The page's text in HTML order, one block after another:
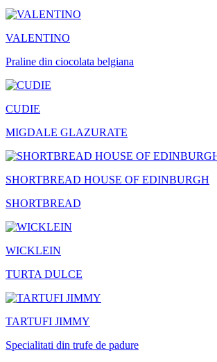
VALENTINO
Praline din ciocolata belgiana
CUDIE
MIGDALE GLAZURATE
SHORTBREAD HOUSE OF EDINBURGH
SHORTBREAD
WICKLEIN
TURTA DULCE
TARTUFI JIMMY
Specialitati din trufe de padure